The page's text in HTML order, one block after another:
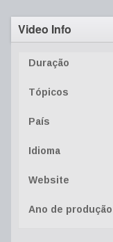
Video Info
Duração
Tópicos
País
Idioma
Website
Ano de produção